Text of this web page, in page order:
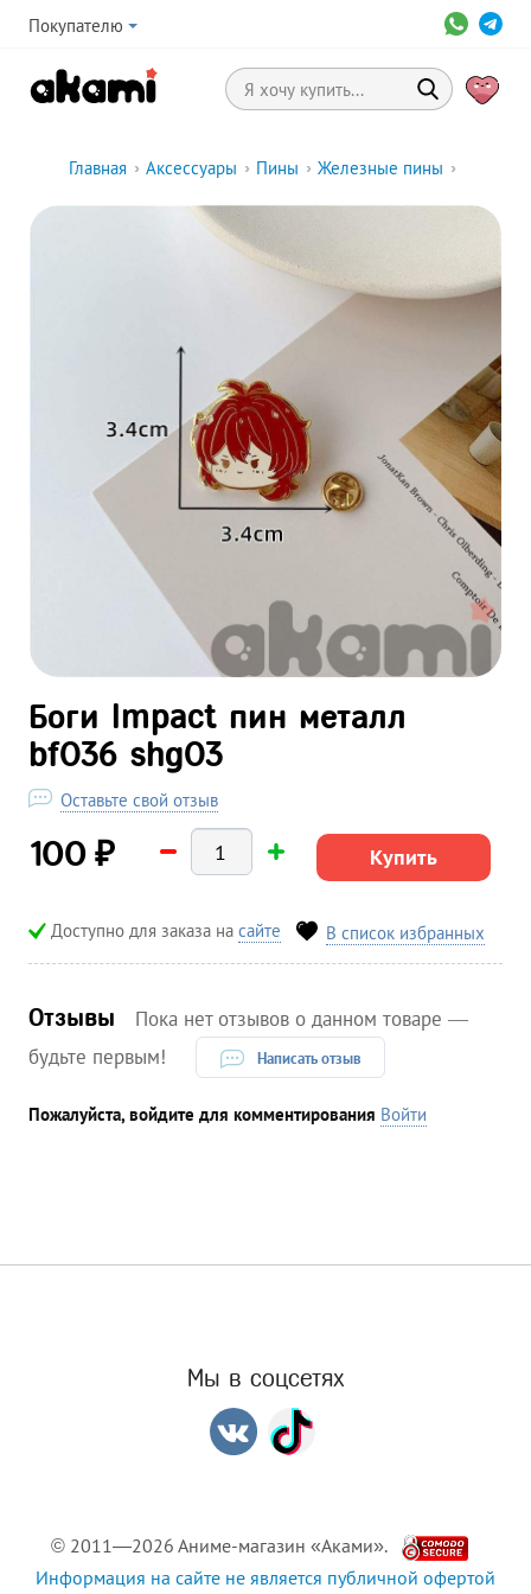
Покупателю
Главная › Аксессуары › Пины › Железные пины ›
Боги Impact пин металл
bf036 shg03
Оставьте свой отзыв
100 ₽ Купить
Доступно для заказа на сайте В список избранных
Отзывы
Пока нет отзывов о данном товаре —
будьте первым!
Написать отзыв
Пожалуйста, войдите для комментирования Войти
Мы в соцсетях
© 2011—2026 Аниме-магазин «Аками».
Информация на сайте не является публичной офертой